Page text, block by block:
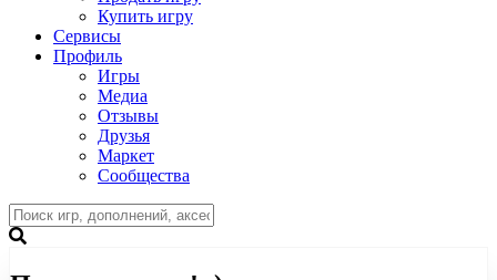
Купить игру
Сервисы
Профиль
Игры
Медиа
Отзывы
Друзья
Маркет
Сообщества